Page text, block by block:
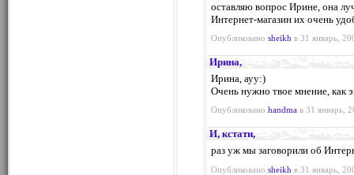
оставляю вопрос Ирине, она
Интернет-магазин их очень
Опубликовано sheikh в 31 январь,
Ирина,
Ирина, ауу:)
Очень нужно твое мнение, как
Опубликовано handma в 31 январь,
И, кстати,
раз уж мы заговорили об
Опубликовано sheikh в 31 январь,